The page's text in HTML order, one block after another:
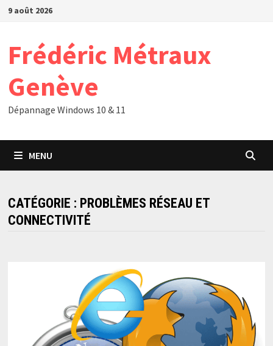
Passer
9 août 2026
Frédéric Métraux
Genève
Dépannage Windows 10 & 11
MENU
CATÉGORIE : PROBLÈMES RÉSEAU ET
CONNECTIVITÉ